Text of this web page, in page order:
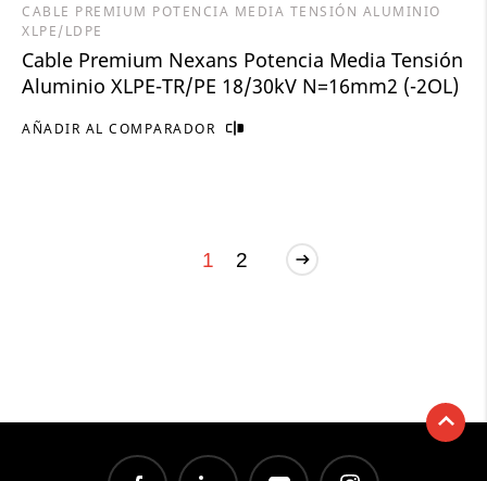
AÑADIR AL COMPARADOR
CABLE PREMIUM POTENCIA MEDIA TENSIÓN ALUMINIO
XLPE/LDPE
Cable Premium Nexans Potencia Media Tensión
Aluminio XLPE-TR/PE 18/30kV N=16mm2 (-2OL)
1 2